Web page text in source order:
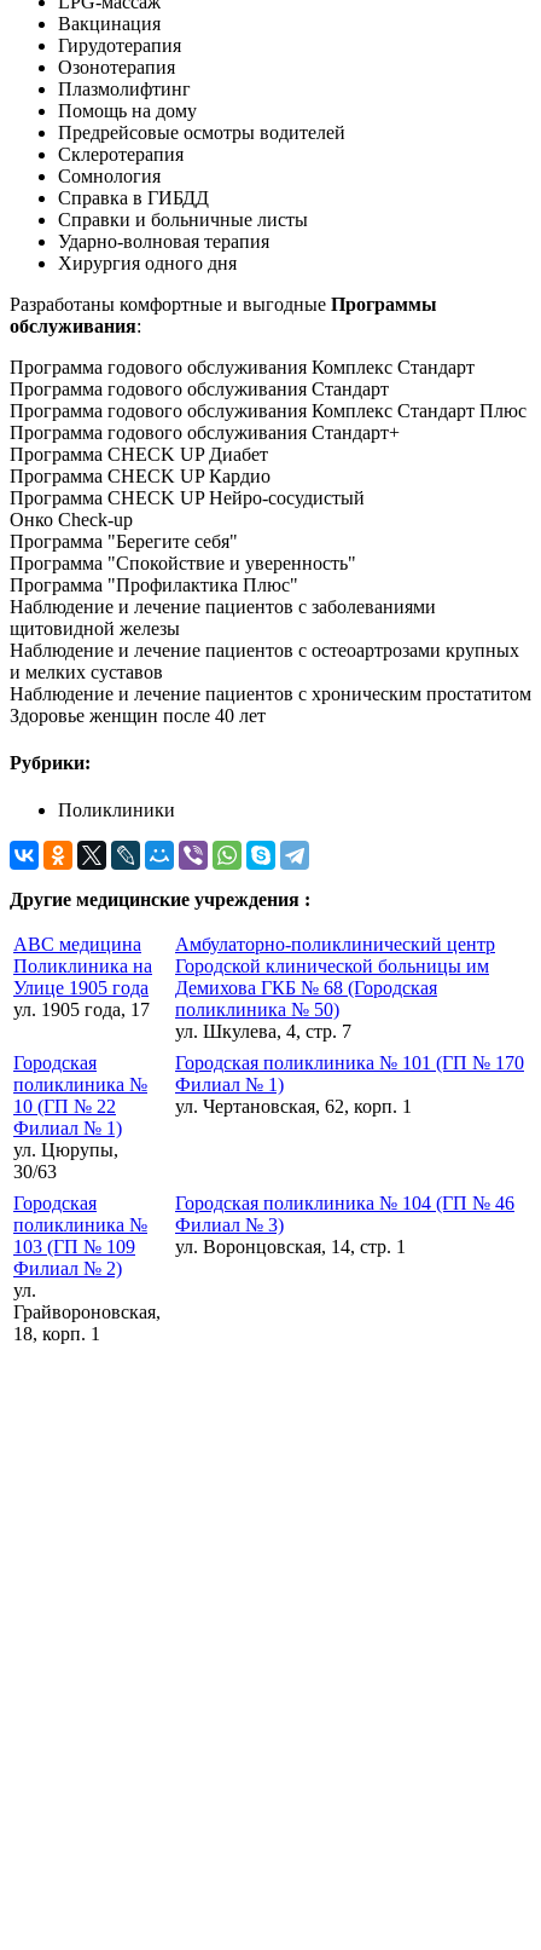
Вакцинация
Гирудотерапия
Озонотерапия
Плазмолифтинг
Помощь на дому
Предрейсовые осмотры водителей
Склеротерапия
Сомнология
Справка в ГИБДД
Справки и больничные листы
Ударно-волновая терапия
Хирургия одного дня
Разработаны комфортные и выгодные Программы
обслуживания:
Программа годового обслуживания Комплекс Стандарт
Программа годового обслуживания Стандарт
Программа годового обслуживания Комплекс Стандарт Плюс
Программа годового обслуживания Стандарт+
Программа CHECK UP Диабет
Программа CHECK UP Кардио
Программа CHECK UP Нейро-сосудистый
Онко Check-up
Программа "Берегите себя"
Программа "Спокойствие и уверенность"
Программа "Профилактика Плюс"
Наблюдение и лечение пациентов с заболеваниями
щитовидной железы
Наблюдение и лечение пациентов с остеоартрозами крупных
и мелких суставов
Наблюдение и лечение пациентов с хроническим простатитом
Здоровье женщин после 40 лет
Рубрики:
Поликлиники
Другие медицинские учреждения :
АВС медицина
Поликлиника на
Улице 1905 года
ул. 1905 года, 17
Амбулаторно-поликлинический центр
Городской клинической больницы им
Демихова ГКБ № 68 (Городская
поликлиника № 50)
ул. Шкулева, 4, стр. 7
Городская
поликлиника №
10 (ГП № 22
Филиал № 1)
ул. Цюрупы,
30/63
Городская поликлиника № 101 (ГП № 170
Филиал № 1)
ул. Чертановская, 62, корп. 1
Городская
поликлиника №
103 (ГП № 109
Филиал № 2)
ул.
Грайвороновская,
18, корп. 1
Городская поликлиника № 104 (ГП № 46
Филиал № 3)
ул. Воронцовская, 14, стр. 1